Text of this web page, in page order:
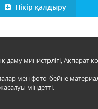
Пікір қалдыру
министрлігі, Ақпарат
мен фото-бейне
міндетті.